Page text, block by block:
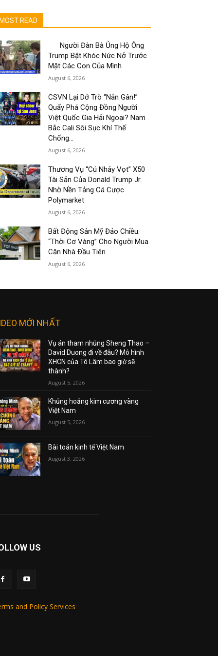
MOST READ
Người Đàn Bà Ủng Hộ Ông
Trump Bật Khóc Nức Nở Trước
Mặt Các Con Của Mình
August 6, 2026
CSVN Lại Dở Trò “Nắn Gân!”
Quấy Phá Cộng Đồng Người
Việt Quốc Gia Hải Ngoại? Nam
Bắc Cali Sôi Sục Khí Thế
Chống...
August 6, 2026
Thương Vụ “Cú Nhảy Vọt” X50
Tài Sản Của Donald Trump Jr.
Nhờ Nền Tảng Cá Cược
Polymarket
August 6, 2026
Bất Động Sản Mỹ Đảo Chiều:
“Thời Cơ Vàng” Cho Người Mua
Căn Nhà Đầu Tiên
August 6, 2026
MỚI NHẤT
Vụ án tham nhũng Sheng Thao –
David Duong đi về đâu? Mô hình
XHCN của Tô Lâm bao giờ sẽ
thành?
August 5, 2026
Khủng hoảng kim cương vàng
Việt Nam
August 5, 2026
Bài toán kinh tế Việt Nam
August 3, 2026
US
and Policy Services